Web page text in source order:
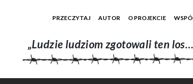
PRZECZYTAJ AUTOR O PROJEKCIE
„Ludzie ludziom zgotowali ten